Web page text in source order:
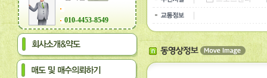
010-4453-8549